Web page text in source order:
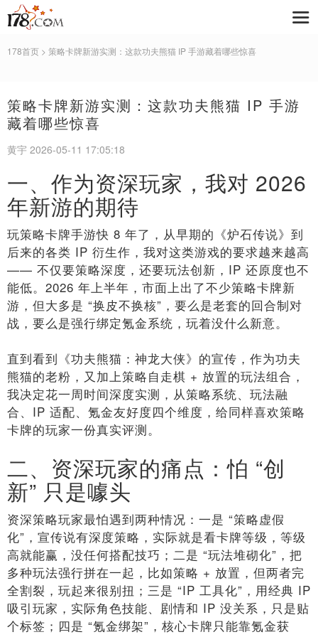
178首页 > 策略卡牌新游实测：这款功夫熊猫 IP 手游藏着哪些惊喜
策略卡牌新游实测：这款功夫熊猫 IP 手游
藏着哪些惊喜
黄宇 2026-05-11 17:05:18
一、作为资深玩家，我对 2026
年新游的期待
玩策略卡牌手游快 8 年了，从早期的《炉石传说》到
后来的各类 IP 衍生作，我对这类游戏的要求越来越高
—— 不仅要策略深度，还要玩法创新，IP 还原度也不
能低。2026 年上半年，市面上出了不少策略卡牌新
游，但大多是 “换皮不换核”，要么是老套的回合制对
战，要么是强行绑定氪金系统，玩着没什么新意。
直到看到《功夫熊猫：神龙大侠》的宣传，作为功夫
熊猫的老粉，又加上策略自走棋 + 放置的玩法组合，
我决定花一周时间深度实测，从策略系统、玩法融
合、IP 适配、氪金友好度四个维度，给同样喜欢策略
卡牌的玩家一份真实评测。
二、资深玩家的痛点：怕 “创
新” 只是噱头
资深策略玩家最怕遇到两种情况：一是 “策略虚假
化”，宣传说有深度策略，实际就是看卡牌等级，等级
高就能赢，没任何搭配技巧；二是 “玩法堆砌化”，把
多种玩法强行拼在一起，比如策略 + 放置，但两者完
全割裂，玩起来很别扭；三是 “IP 工具化”，用经典 IP
吸引玩家，实际角色技能、剧情和 IP 没关系，只是贴
个标签；四是 “氪金绑架”，核心卡牌只能靠氪金获